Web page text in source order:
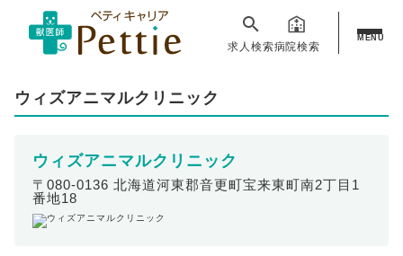
求人検索病院検索
MENU
ウィズアニマルクリニック
ウィズアニマルクリニック
〒080-0136 北海道河東郡音更町宝来東町南2丁目1
番地18